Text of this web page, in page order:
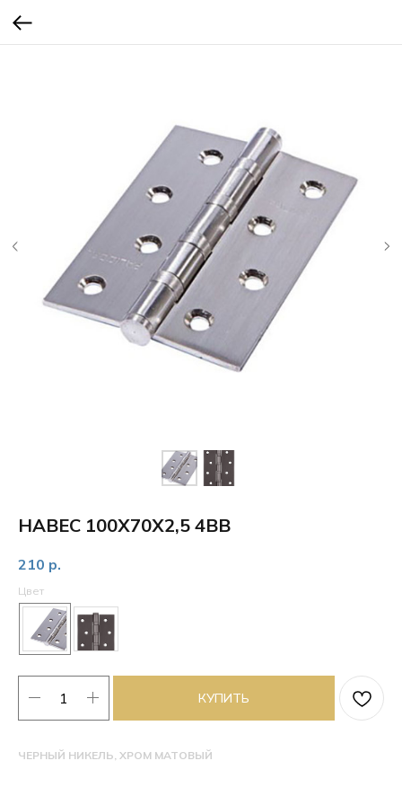
НАВЕС 100Х70Х2,5 4BB
210 р.
Цвет
КУПИТЬ
ЧЕРНЫЙ НИКЕЛЬ, ХРОМ МАТОВЫЙ